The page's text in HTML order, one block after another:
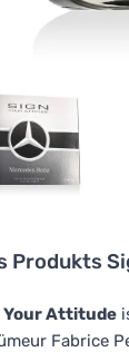
Produkts
Your Attitude
Fabrice